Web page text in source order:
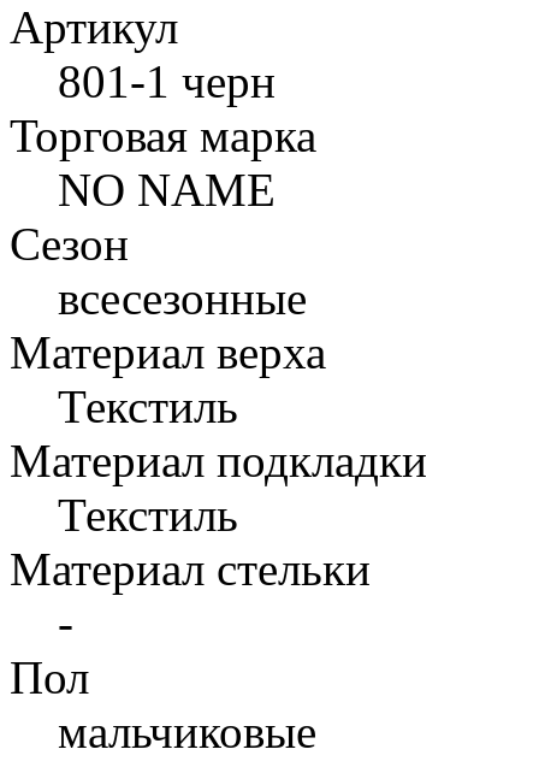
Артикул
801-1 черн
Торговая марка
NO NAME
Сезон
всесезонные
Материал верха
Текстиль
Материал подкладки
Текстиль
Материал стельки
-
Пол
мальчиковые